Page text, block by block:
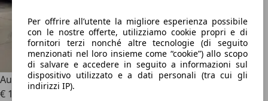
Per offrire all’utente la migliore esperienza possibile
con le nostre offerte, utilizziamo cookie propri e di
fornitori terzi nonché altre tecnologie (di seguito
menzionati nel loro insieme come “cookie”) allo scopo
di salvare e accedere in seguito a informazioni sul
dispositivo utilizzato e a dati personali (tra cui gli
indirizzi IP).
Audi A4Avant 3.0 TDI quattro S tronic Business
€ 14.900